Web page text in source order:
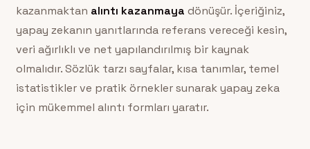
kazanmaktan alıntı kazanmaya dönüşür. İçeriğiniz,
yapay zekanın yanıtlarında referans vereceği kesin,
veri ağırlıklı ve net yapılandırılmış bir kaynak
olmalıdır. Sözlük tarzı sayfalar, kısa tanımlar, temel
istatistikler ve pratik örnekler sunarak yapay zeka
için mükemmel alıntı formları yaratır.